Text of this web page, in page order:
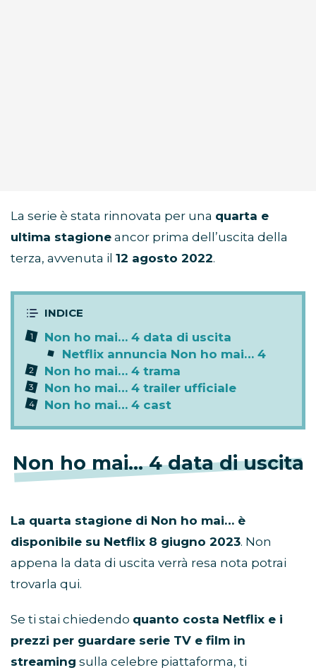
La serie è stata rinnovata per una quarta e
ultima stagione ancor prima dell’uscita della
terza, avvenuta il 12 agosto 2022.
Non ho mai… 4 data di uscita
Netflix annuncia Non ho mai… 4
Non ho mai… 4 trama
Non ho mai… 4 trailer ufficiale
Non ho mai… 4 cast
Non ho mai… 4 data di uscita
La quarta stagione di Non ho mai… è
disponibile su Netflix 8 giugno 2023. Non
appena la data di uscita verrà resa nota potrai
trovarla qui.
Se ti stai chiedendo quanto costa Netflix e i
prezzi per guardare serie TV e film in
streaming sulla celebre piattaforma, ti